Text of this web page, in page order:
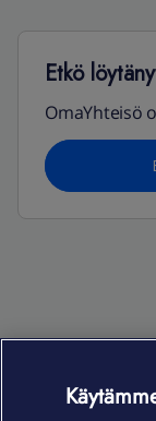
Etkö
OmaYhteisö